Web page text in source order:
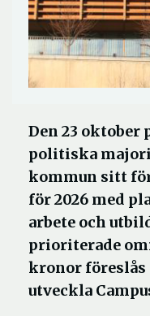
Den 23 oktober
politiska
kommun sitt
för 2026 med
arbete och
prioriterade
kronor
utveckla